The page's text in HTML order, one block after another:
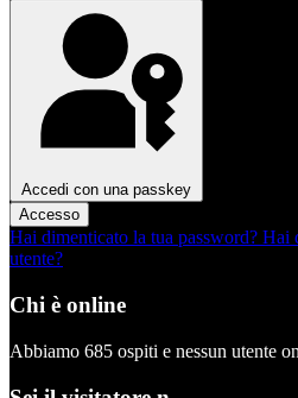
Accedi con una passkey
Accesso
Hai dimenticato la tua password? Hai
utente?
Chi è online
Abbiamo 685 ospiti e nessun utente